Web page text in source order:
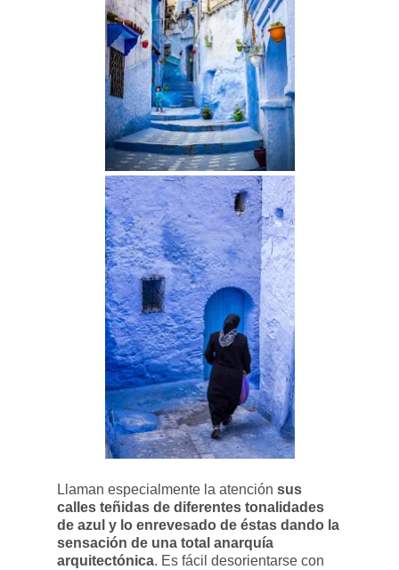
Llaman especialmente la atención sus
calles teñidas de diferentes tonalidades
de azul y lo enrevesado de éstas dando la
sensación de una total anarquía
arquitectónica. Es fácil desorientarse con